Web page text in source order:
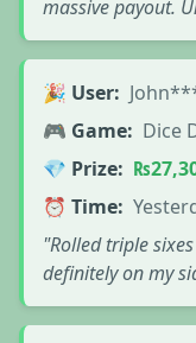
massive payout.
🎉 User:
🎮 Game: Dice
💎 Prize:
⏰ Time:
"Rolled triple
definitely on my